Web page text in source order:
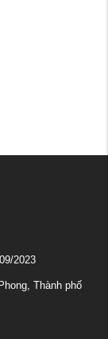
2023
Thành phố